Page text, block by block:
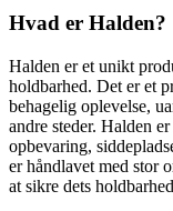
Hvad er Halden?
Halden er et unikt
holdbarhed. Det er et
behagelig oplevelse,
andre steder. Halden
opbevaring,
er håndlavet med stor
at sikre dets